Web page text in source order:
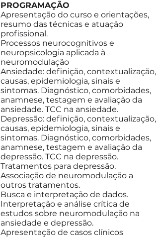
PROGRAMAÇÃO​
Apresentação do curso e orientações,
resumo das técnicas e atuação
profissional.
Processos neurocognitivos e
neuropsicologia aplicada à
neuromodulação
Ansiedade: definição, contextualização,
causas, epidemiologia, sinais e
sintomas. Diagnóstico, comorbidades,
anamnese, testagem e avaliação da
ansiedade. TCC na ansiedade.
Depressão: definição, contextualização,
causas, epidemiologia, sinais e
sintomas. Diagnóstico, comorbidades,
anamnese, testagem e avaliação da
depressão. TCC na depressão.
Tratamentos para depressão.
Associação de neuromodulação a
outros tratamentos.
Busca e interpretação de dados.
Interpretação e análise crítica de
estudos sobre neuromodulação na
ansiedade e depressão.
Apresentação de casos clínicos